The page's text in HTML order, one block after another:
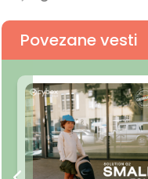
Povezane vesti